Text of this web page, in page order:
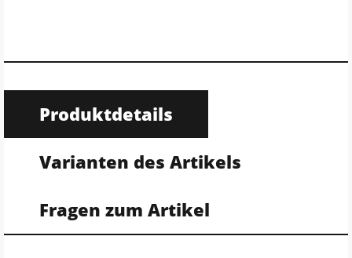
Produktdetails
Varianten des Artikels
Fragen zum Artikel